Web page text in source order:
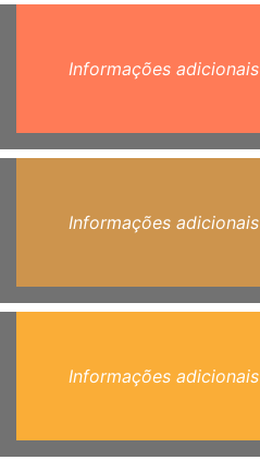
Informações adicionais
Informações adicionais
Informações adicionais